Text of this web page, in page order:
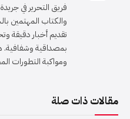
فريق التحرير في
والكتاب المهتمين
تقديم أخبار دقيقة
بمصداقية وشفافية.
ومواكبة التطورات
مقالات ذات صلة